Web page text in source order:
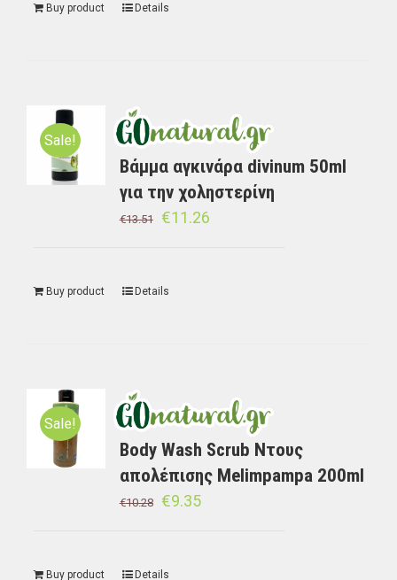
Buy product Details
Sale!
Bάμμα αγκινάρα divinum 50ml
για την χοληστερίνη
€13.51 €11.26
Buy product Details
Sale!
Body Wash Scrub Ντους
απολέπισης Melimpampa 200ml
€10.28 €9.35
Buy product Details